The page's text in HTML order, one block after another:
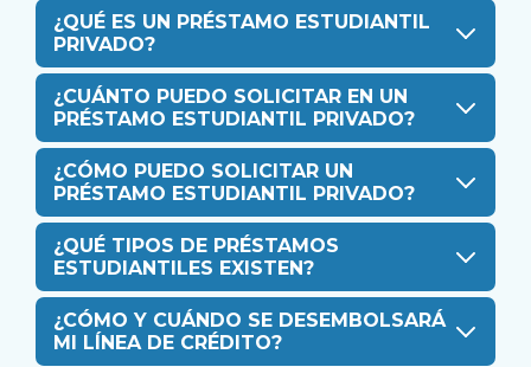
¿QUÉ ES UN PRÉSTAMO ESTUDIANTIL
PRIVADO?
¿CUÁNTO PUEDO SOLICITAR EN UN
PRÉSTAMO ESTUDIANTIL PRIVADO?
¿CÓMO PUEDO SOLICITAR UN
PRÉSTAMO ESTUDIANTIL PRIVADO?
¿QUÉ TIPOS DE PRÉSTAMOS
ESTUDIANTILES EXISTEN?
¿CÓMO Y CUÁNDO SE DESEMBOLSARÁ
MI LÍNEA DE CRÉDITO?